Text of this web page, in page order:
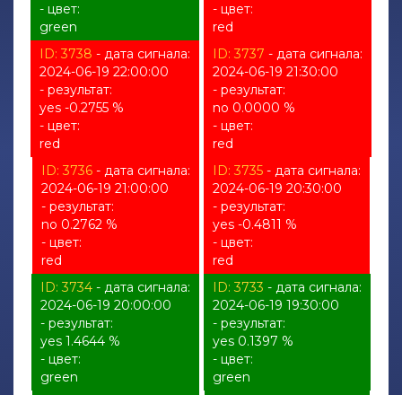
- цвет:
green
- цвет:
red
ID: 3738 - дата сигнала:
2024-06-19 22:00:00
- результат:
yes -0.2755 %
- цвет:
red
ID: 3737 - дата сигнала:
2024-06-19 21:30:00
- результат:
no 0.0000 %
- цвет:
red
ID: 3736- дата сигнала:
2024-06-19 21:00:00
- результат:
no 0.2762 %
- цвет:
red
ID: 3735 - дата сигнала:
2024-06-19 20:30:00
- результат:
yes -0.4811 %
- цвет:
red
ID: 3734 - дата сигнала:
2024-06-19 20:00:00
- результат:
yes 1.4644 %
- цвет:
green
ID: 3733 - дата сигнала:
2024-06-19 19:30:00
- результат:
yes 0.1397 %
- цвет:
green